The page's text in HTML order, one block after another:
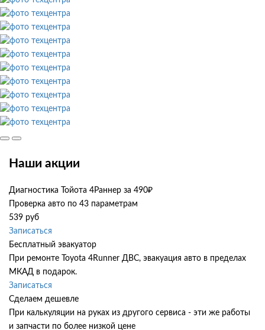
Наши акции
Диагностика Тойота 4Раннер за 490₽
Проверка авто по 43 параметрам
539 руб
Записаться
Бесплатный эвакуатор
При ремонте Toyota 4Runner ДВС, эвакуация авто в пределах
МКАД в подарок.
Записаться
Сделаем дешевле
При калькуляции на руках из другого сервиса - эти же работы
и запчасти по более низкой цене